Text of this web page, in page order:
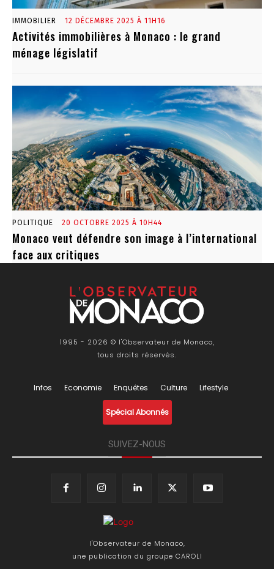
IMMOBILIER 12 DÉCEMBRE 2025 À 11H16
Activités immobilières à Monaco : le grand
ménage législatif
POLITIQUE 20 OCTOBRE 2025 À 10H44
Monaco veut défendre son image à l’international
face aux critiques
1995 - 2026 © l'Observateur de Monaco,
tous droits réservés.
Infos Economie Enquêtes Culture Lifestyle
Spécial Abonnés
SUIVEZ-NOUS
l'Observateur de Monaco,
une publication du groupe CAROLI